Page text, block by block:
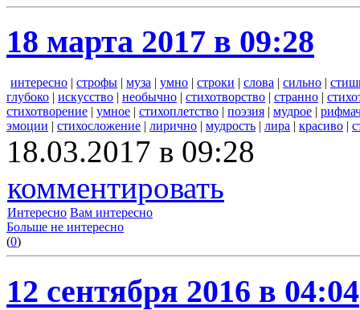
18 марта 2017 в 09:28
интересно | строфы | муза | умно | строки | слова | сильно |
глубоко | искусство | необычно | стихотворство | странно |
стихотворение | умное | стихоплетство | поэзия | мудрое |
эмоции | стихосложение | лирично | мудрость | лира | красиво |
18.03.2017 в 09:28
комментировать
Интересно Вам интересно
Больше не интересно
(0)
12 сентября 2016 в 04:04